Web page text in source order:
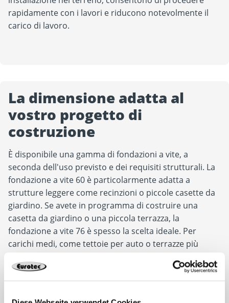
rapidamente con i lavori e riducono notevolmente il
carico di lavoro.
La dimensione adatta al
vostro progetto di
costruzione
È disponibile una gamma di fondazioni a vite, a
seconda dell'uso previsto e dei requisiti strutturali. La
fondazione a vite 60 è particolarmente adatta a
strutture leggere come recinzioni o piccole casette da
giardino. Se avete in programma di costruire una
casetta da giardino o una piccola terrazza, la
fondazione a vite 76 è spesso la scelta ideale. Per
carichi medi, come tettoie per auto o terrazze più
necessaria. Per progetti di costruzione più impegnativi,
come le costruzioni in legno, la fondazione a vite 114